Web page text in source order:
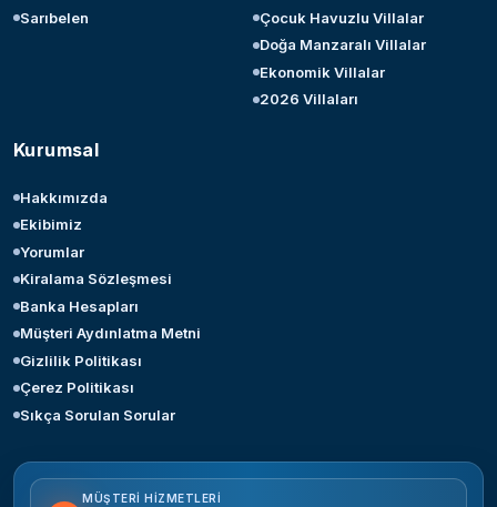
Sarıbelen
Çocuk Havuzlu Villalar
Doğa Manzaralı Villalar
Ekonomik Villalar
2026 Villaları
Kurumsal
Hakkımızda
Ekibimiz
Yorumlar
Kiralama Sözleşmesi
Banka Hesapları
Müşteri Aydınlatma Metni
Gizlilik Politikası
Çerez Politikası
Sıkça Sorulan Sorular
MÜŞTERI HIZMETLERI